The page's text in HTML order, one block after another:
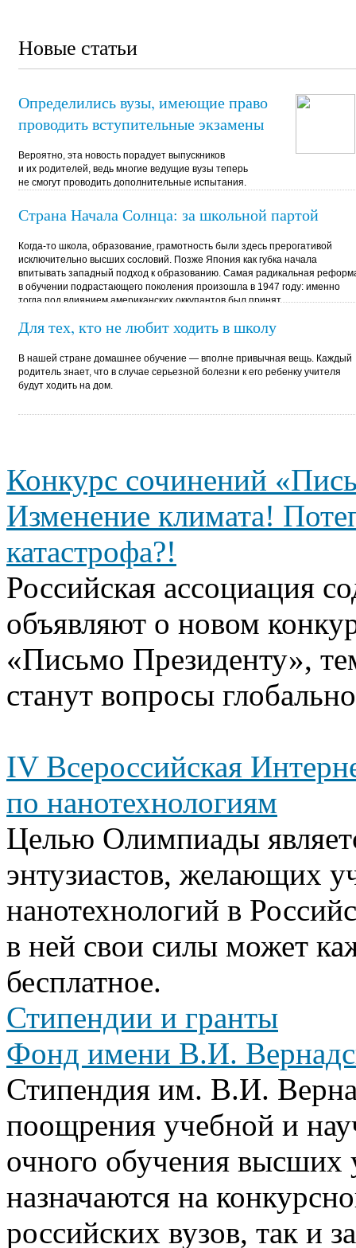
Новые статьи
Определились вузы, имеющие право
проводить вступительные экзамены
Вероятно, эта новость порадует выпускников
и их родителей, ведь многие ведущие вузы теперь
не смогут проводить дополнительные испытания.
к ЕГЭ будут проводить лишь профильные экзамены.
Страна Начала Солнца: за школьной партой
Когда-то школа, образование, грамотность были здесь прерогативой
исключительно высших сословий. Позже Япония как губка начала
впитывать западный подход к образованию. Самая радикальная
в обучении подрастающего поколения произошла в 1947 году: именно
тогда под влиянием американских оккупантов был принят
Для тех, кто не любит ходить в школу
В нашей стране домашнее обучение — вполне привычная вещь. Каждый
родитель знает, что в случае серьезной болезни к его ребенку учителя
будут ходить на дом.
Конкурс сочинений
Изменение климата!
катастрофа?!
Российская
объявляют о новом
«Письмо Президенту»,
станут вопросы
IV Всероссийская
по нанотехнологиям
Целью Олимпиады
энтузиастов, желающих
нанотехнологий в
в ней свои силы может
бесплатное.
Стипендии и гранты
Фонд имени В.И.
Стипендия им. В.И.
поощрения учебной и
очного обучения высших
назначаются на
российских вузов, так и